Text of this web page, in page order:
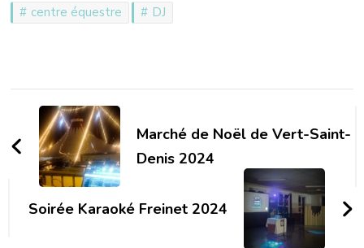
centre équestre DJ
Navigation
d'article
Marché de Noël de Vert-Saint-
Denis 2024
Soirée Karaoké Freinet 2024